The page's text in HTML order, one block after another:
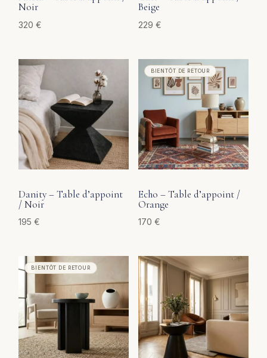
Noir
320€
Beige
229 €
Danity – Table d’appoint
/ Noir
195€
Echo – Table d’appoint /
Orange
170 €